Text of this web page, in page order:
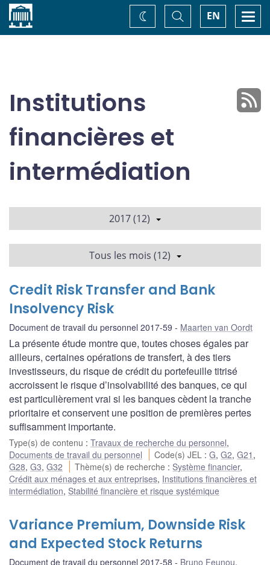
Accueil EN
Basculer
la
recherche
Changez
de
Institutions
financières et
intermédiation
2017 (12)
Tous les mois (12)
Credit Risk Transfer and Bank
Insolvency Risk
Document de travail du personnel 2017-59 Maarten van Oordt
La présente étude montre que, toutes choses égales par
ailleurs, certaines opérations de transfert, à des tiers
investisseurs, du risque de crédit du portefeuille titrisé
accroissent le risque d’insolvabilité des banques, ce qui
est particulièrement vrai si les banques cèdent la tranche
prioritaire et conservent une position de premières pertes
suffisamment importante.
Type(s) de contenu : Travaux de recherche du personnel,
Documents de travail du personnel
Code(s) JEL :G,G2,G21 ,
G28, G3, G32 Thème(s) de recherche : Système financier,
Crédit aux ménages et aux entreprises, Institutions financières et
intermédiation, Stabilité financière et risque systémique
Variance Premium, Downside Risk
and Expected Stock Returns
Document de travail du personnel 2017-58 Bruno Feunou,